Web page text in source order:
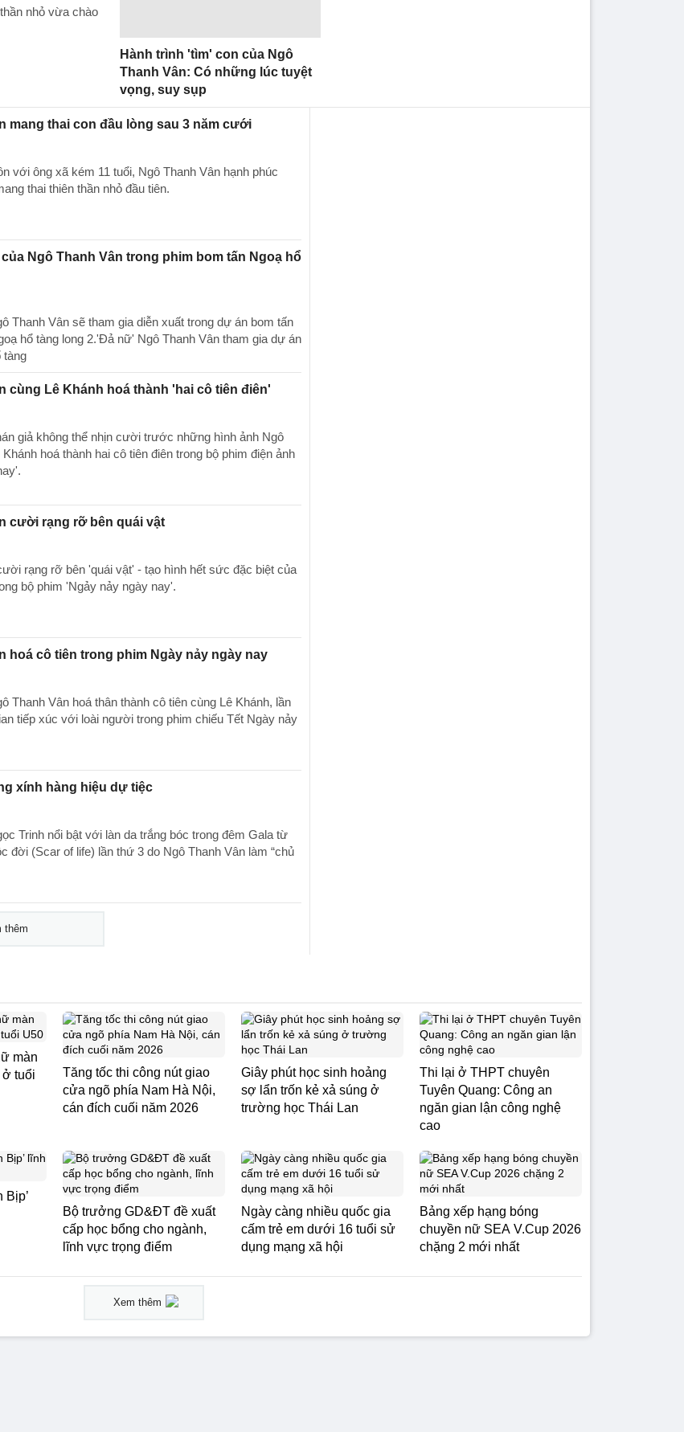
nhỏ vừa chào
Hành trình 'tìm' con của Ngô
Thanh Vân: Có những lúc tuyệt
vọng, suy sụp
mang thai con đầu lòng sau 3 năm cưới
với ông xã kém 11 tuổi, Ngô Thanh Vân hạnh phúc
thai thiên thần nhỏ đầu tiên.
Ngô Thanh Vân trong phim bom tấn Ngoạ hổ
Thanh Vân sẽ tham gia diễn xuất trong dự án bom tấn
hổ tàng long 2.'Đả nữ' Ngô Thanh Vân tham gia dự án
tàng
cùng Lê Khánh hoá thành 'hai cô tiên điên'
giả không thể nhịn cười trước những hình ảnh Ngô
hoá thành hai cô tiên điên trong bộ phim điện ảnh
cười rạng rỡ bên quái vật
rạng rỡ bên 'quái vật' - tạo hình hết sức đặc biệt của
bộ phim 'Ngảy nảy ngày nay'.
hoá cô tiên trong phim Ngày nảy ngày nay
Thanh Vân hoá thân thành cô tiên cùng Lê Khánh, lần
tiếp xúc với loài người trong phim chiếu Tết Ngày nảy
xính hàng hiệu dự tiệc
Trinh nổi bật với làn da trắng bóc trong đêm Gala từ
đời (Scar of life) lần thứ 3 do Ngô Thanh Vân làm “chủ
thêm
màn
ở tuổi
Tăng tốc thi công nút giao
cửa ngõ phía Nam Hà Nội,
cán đích cuối năm 2026
Giây phút học sinh hoảng
sợ lẩn trốn kẻ xả súng ở
trường học Thái Lan
Thi lại ở THPT chuyên
Tuyên Quang: Công an
ngăn gian lận công nghệ
cao
Bịp’
Bộ trưởng GD&ĐT đề xuất
cấp học bổng cho ngành,
lĩnh vực trọng điểm
Ngày càng nhiều quốc gia
cấm trẻ em dưới 16 tuổi sử
dụng mạng xã hội
Bảng xếp hạng bóng
chuyền nữ SEA V.Cup 2026
chặng 2 mới nhất
Xem thêm